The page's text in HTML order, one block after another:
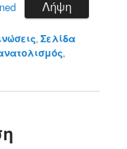
Λήψη
,Σελίδα
,